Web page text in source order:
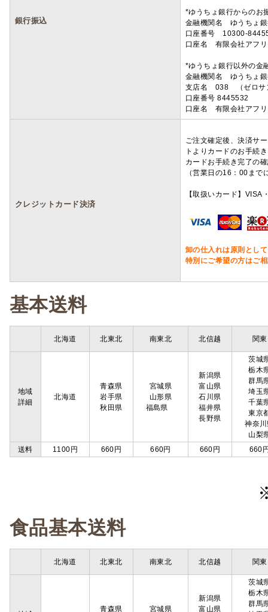
銀行振込
*ゆうちょ銀行からのお
金融機関名 ゆうちょ
口座番号 10300-
口座名 有限会社アフ
*ゆうちょ銀行以外の金
金融機関名 ゆうちょ
支店名 038 （ゼロサ
口座番号 8445532
口座名 有限会社アフ
クレジットカード決済
ご注文確定後、決済サ
トよりカードのお手続
カードお手続き完了の
（営業日の16：00ま
【取扱いカード】
卸の仕入れは原則とし
特別にご希望の方はご
基本送料
北海道 北東北 南東北 北信越 関東
地域
詳細
北海道
青森県
岩手県
秋田県
宮城県
山形県
福島県
新潟県
富山県
石川県
福井県
長野県
茨城
栃木
群馬
埼玉
千葉
東京
神奈
山梨
送料
1100円 660円 660円 660円 660
食品基本送料
北海道 北東北 南東北 北信越 関東
青森県 宮城県
新潟県
富山県
茨城
栃木
群馬